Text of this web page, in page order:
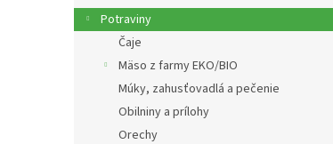
ý
p
Potraviny
Čaje
Mäso z farmy EKO/BIO
Múky, zahusťovadlá a pečenie
Obilniny a prílohy
Orechy